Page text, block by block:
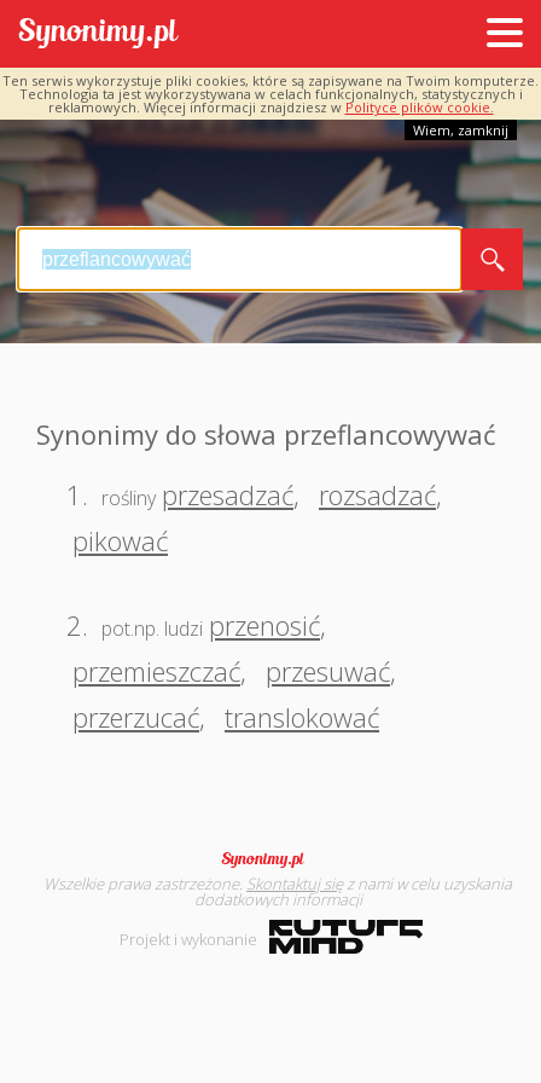
Ten serwis wykorzystuje pliki cookies, które są zapisywane na Twoim komputerze.
Technologia ta jest wykorzystywana w celach funkcjonalnych, statystycznych i
reklamowych. Więcej informacji znajdziesz w Polityce plików cookie.
Wiem, zamknij
Synonimy do słowa przeflancowywać
1.
rośliny przesadzać, rozsadzać,
pikować
2. pot.np. ludzi przenosić,
przemieszczać, przesuwać,
przerzucać, translokować
Wszelkie prawa zastrzeżone. Skontaktuj sięz nami w celu uzyskania
dodatkowych informacji
Projekt i wykonanie